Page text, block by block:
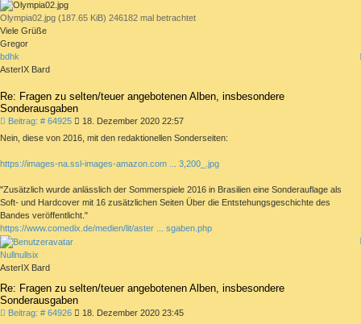
Olympia02.jpg (187.65 KiB) 246182 mal betrachtet
Viele Grüße
Gregor
bdhk
AsterIX Bard
Re: Fragen zu selten/teuer angebotenen Alben, insbesondere
Sonderausgaben
Beitrag: # 64925Beitrag18. Dezember 2020 22:57
Nein, diese von 2016, mit den redaktionellen Sonderseiten:
https://images-na.ssl-images-amazon.com ... 3,200_.jpg
"Zusätzlich wurde anlässlich der Sommerspiele 2016 in Brasilien eine Sonderauflage als
Soft- und Hardcover mit 16 zusätzlichen Seiten Über die Entstehungsgeschichte des
Bandes veröffentlicht."
https://www.comedix.de/medien/lit/aster ... sgaben.php
Nullnullsix
AsterIX Bard
Re: Fragen zu selten/teuer angebotenen Alben, insbesondere
Sonderausgaben
Beitrag: # 64926Beitrag
18. Dezember 2020 23:45